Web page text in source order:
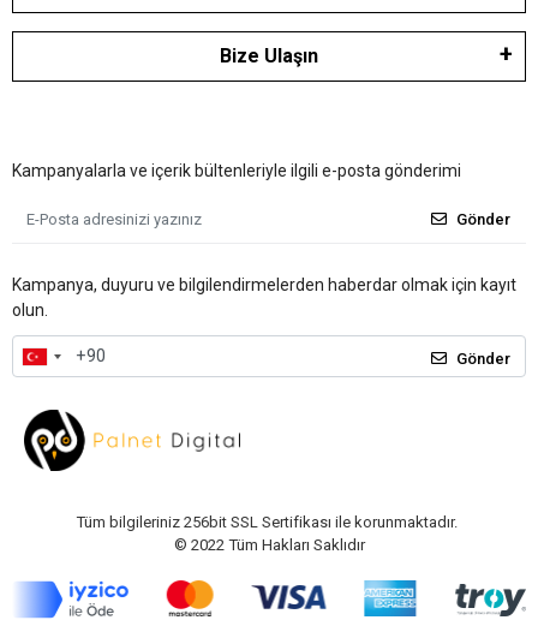
Bize Ulaşın
Kampanyalarla ve içerik bültenleriyle ilgili e-posta gönderimi
Gönder
Kampanya, duyuru ve bilgilendirmelerden haberdar olmak için kayıt
olun.
Gönder
Tüm bilgileriniz 256bit SSL Sertifikası ile korunmaktadır.
© 2022 Tüm Hakları Saklıdır